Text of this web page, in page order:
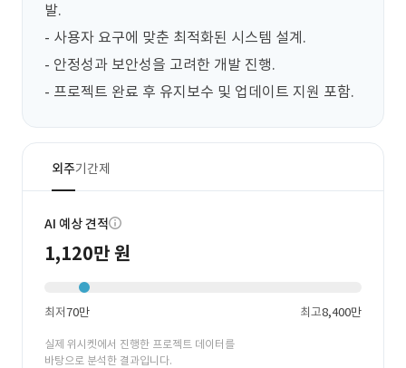
발.
- 사용자 요구에 맞춘 최적화된 시스템 설계.
- 안정성과 보안성을 고려한 개발 진행.
- 프로젝트 완료 후 유지보수 및 업데이트 지원 포함.
외주기간제
AI 예상 견적
1,120만 원
최저70만 최고8,400만
실제 위시켓에서 진행한 프로젝트 데이터를
바탕으로 분석한 결과입니다.